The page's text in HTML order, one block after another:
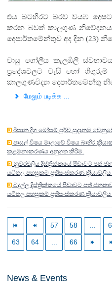
එය බටහිරට බරව වයඹ
කරන බවත් කාලගුණ
දෙපාර්තමේන්තුව අද දින (23)
වායු ගෝලීය කැලඹිලි
ප්‍රදේශවලට වැසි හෝ
කාලගුණවිද්‍යා දෙපාර්තමේන්තු
மேலும் படிக்க ...
ඊසාන දිග මෝසම් පුර්ව සුදානම
පාසල් විෂය මාලාවේ විෂය බාහිර
කළමනාකරණය අනුගත කිරිම.
නුවරඑලිය දිස්ත්‍රික්කයේ පීඩාවට පත්
යටිතල පහසුකම් ප්‍රතිසංස්කරණ
බදුල්ල දිස්ත්‍රික්කයේ පීඩාවට පත්
යටිතල පහසුකම් ප්‍රතිසංස්කරණ
57 58 ...
63 64 ... 66
News & Events